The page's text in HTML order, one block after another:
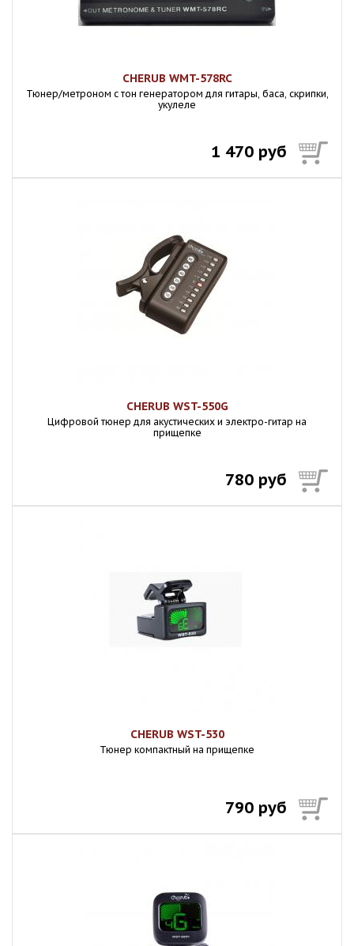
CHERUB WMT-578RC
Тюнер/метроном c тон генератором для гитары, баса, скрипки,
укулеле
1 470 руб
CHERUB WST-550G
Цифровой тюнер для акустических и электро-гитар на
прищепке
780 руб
CHERUB WST-530
Тюнер компактный на прищепке
790 руб